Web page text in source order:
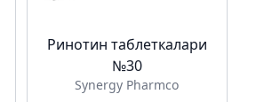
Ринотин таблеткалари
№30
Synergy Pharmco